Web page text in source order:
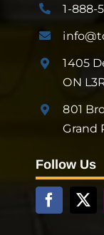
1-888-
1405
ON
801
Grand
Follow Us